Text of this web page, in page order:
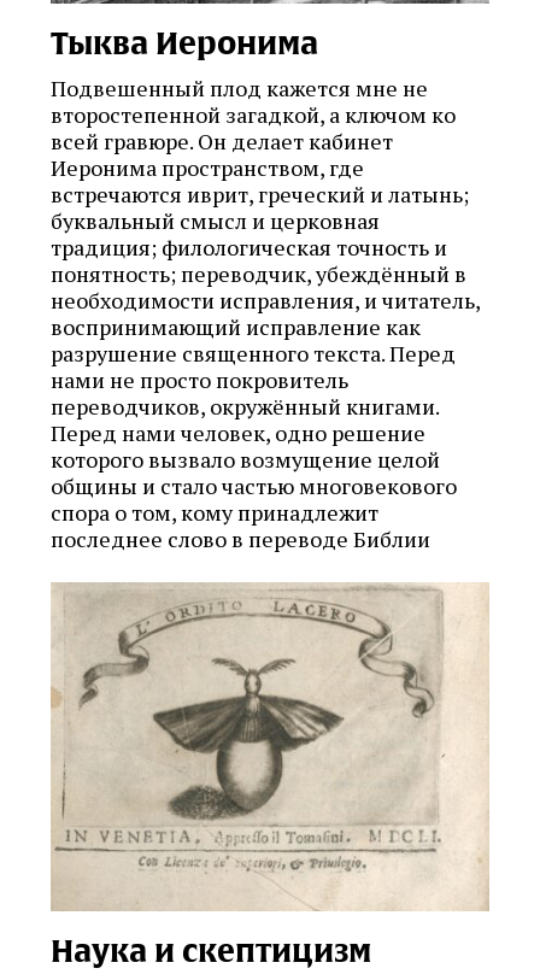
Тыква Иеронима
Подвешенный плод кажется мне не
второстепенной загадкой, а ключом ко
всей гравюре. Он делает кабинет
Иеронима пространством, где
встречаются иврит, греческий и латынь;
буквальный смысл и церковная
традиция; филологическая точность и
понятность; переводчик, убеждённый в
необходимости исправления, и читатель,
воспринимающий исправление как
разрушение священного текста. Перед
нами не просто покровитель
переводчиков, окружённый книгами.
Перед нами человек, одно решение
которого вызвало возмущение целой
общины и стало частью многовекового
спора о том, кому принадлежит
последнее слово в переводе Библии
Наука и скептицизм